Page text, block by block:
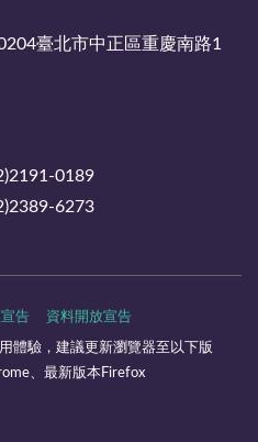
臺北市中正區重慶南路1
0189
6273
告 資料開放宣告
體驗，建議更新瀏覽器至以下版
、最新版本Firefox